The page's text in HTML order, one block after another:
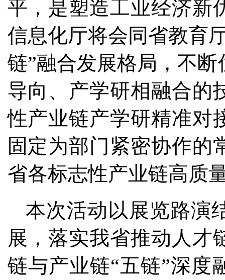
平，是塑造工业经济新
信息化厅将会同省教育
链”融合发展格局，不
导向、产学研相融合的
性产业链产学研精准对
固定为部门紧密协作的
省各标志性产业链高质
本次活动以展览路演
展，落实我省推动人才
链与产业链“五链”深度